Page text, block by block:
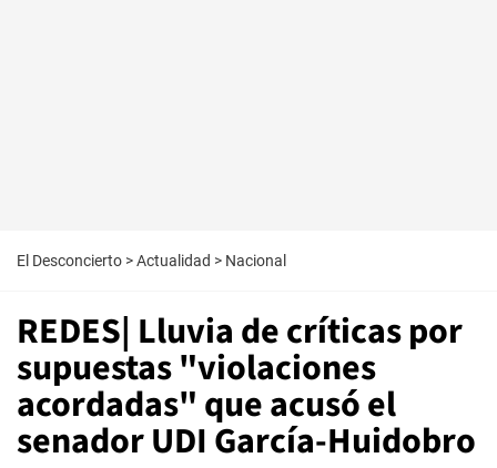
El Desconcierto >Actualidad > Nacional
REDES| Lluvia de críticas por
supuestas "violaciones
acordadas" que acusó el
senador UDI García-Huidobro